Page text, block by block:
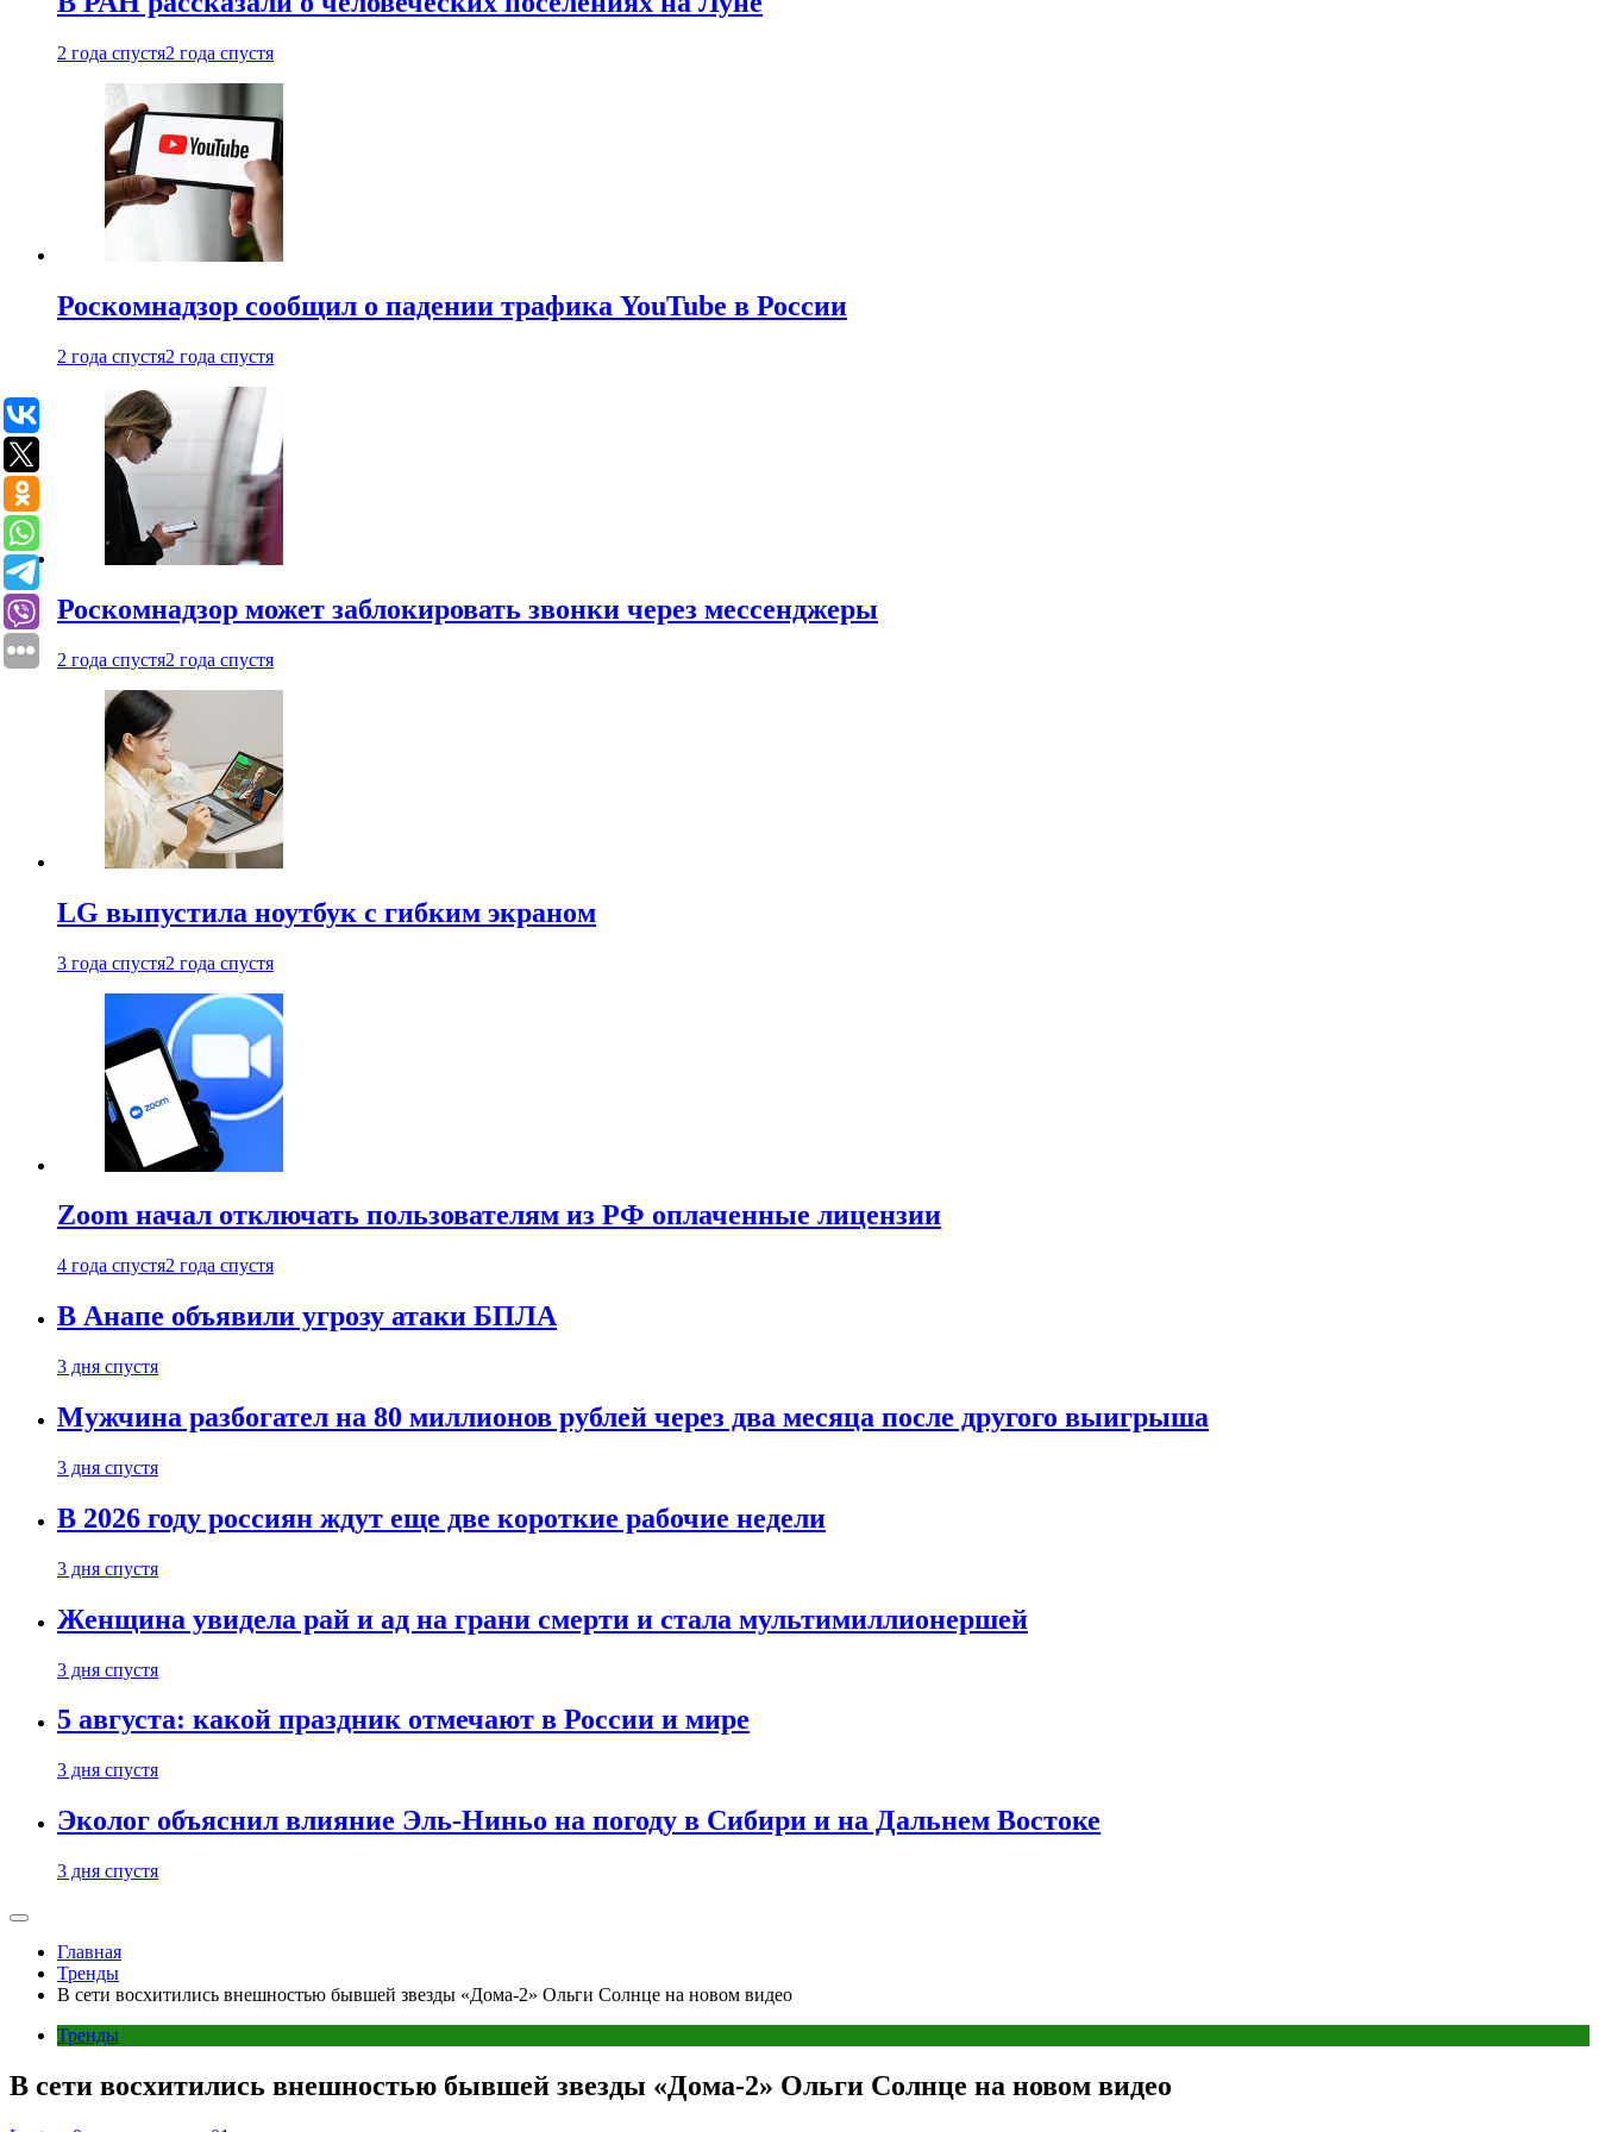
2 года спустя2 года спустя
Роскомнадзор сообщил о падении трафика YouTube в России
2 года спустя2 года спустя
Роскомнадзор может заблокировать звонки через мессенджеры
2 года спустя2 года спустя
LG выпустила ноутбук с гибким экраном
3 года спустя2 года спустя
Zoom начал отключать пользователям из РФ оплаченные лицензии
4 года спустя2 года спустя
В Анапе объявили угрозу атаки БПЛА
3 дня спустя
Мужчина разбогател на 80 миллионов рублей через два месяца после другого выигрыша
3 дня спустя
В 2026 году россиян ждут еще две короткие рабочие недели
3 дня спустя
Женщина увидела рай и ад на грани смерти и стала мультимиллионершей
3 дня спустя
5 августа: какой праздник отмечают в России и мире
3 дня спустя
Эколог объяснил влияние Эль-Ниньо на погоду в Сибири и на Дальнем Востоке
3 дня спустя
Главная
Тренды
В сети восхитились внешностью бывшей звезды «Дома-2» Ольги Солнце на новом видео
Тренды
В сети восхитились внешностью бывшей звезды «Дома-2» Ольги Солнце на новом видео